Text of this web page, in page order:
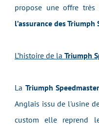
propose une offre
l’assurance des Triumph
L’histoire de la Triumph
La Triumph
Anglais issu de l'usine
custom elle reprend